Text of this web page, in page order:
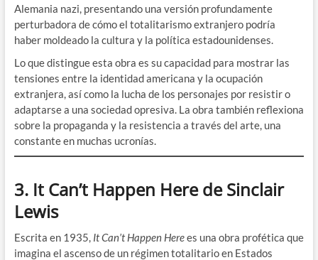
Alemania nazi, presentando una versión profundamente
perturbadora de cómo el totalitarismo extranjero podría
haber moldeado la cultura y la política estadounidenses.
Lo que distingue esta obra es su capacidad para mostrar las
tensiones entre la identidad americana y la ocupación
extranjera, así como la lucha de los personajes por resistir o
adaptarse a una sociedad opresiva. La obra también reflexiona
sobre la propaganda y la resistencia a través del arte, una
constante en muchas ucronías.
3. It Can’t Happen Here de Sinclair
Lewis
Escrita en 1935, It Can’t Happen Herees una obra profética que
imagina el ascenso de un régimen totalitario en Estados